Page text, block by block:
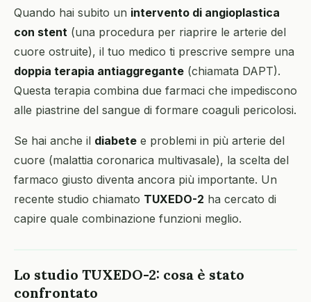
Quando hai subito un intervento di angioplastica
con stent (una procedura per riaprire le arterie del
cuore ostruite), il tuo medico ti prescrive sempre una
doppia terapia antiaggregante (chiamata DAPT).
Questa terapia combina due farmaci che impediscono
alle piastrine del sangue di formare coaguli pericolosi.
Se hai anche il diabete e problemi in più arterie del
cuore (malattia coronarica multivasale), la scelta del
farmaco giusto diventa ancora più importante. Un
recente studio chiamato TUXEDO-2 ha cercato di
capire quale combinazione funzioni meglio.
Lo studio TUXEDO-2: cosa è stato
confrontato